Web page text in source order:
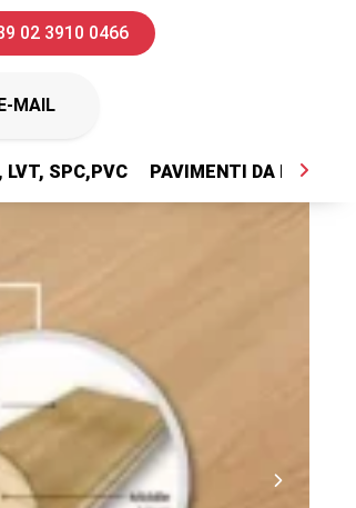
02 3910 0466
MAIL
LVT, SPC,PVC PAVIMENTI DA ESTERNI